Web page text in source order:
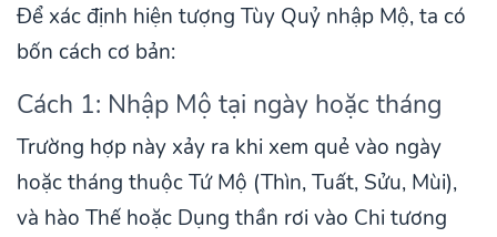
Để xác định hiện tượng Tùy Quỷ nhập Mộ, ta có
bốn cách cơ bản:
Cách 1: Nhập Mộ tại ngày hoặc tháng
Trường hợp này xảy ra khi xem quẻ vào ngày
hoặc tháng thuộc Tứ Mộ (Thìn, Tuất, Sửu, Mùi),
và hào Thế hoặc Dụng thần rơi vào Chi tương